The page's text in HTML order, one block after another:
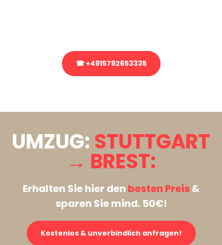
☎ +4915792653335
UMZUG: STUTTGART
→ BREST:
Erhalten Sie hier den besten Preis&
sparen Sie mind. 50€!
Kostenlos & unverbindlich anfragen!